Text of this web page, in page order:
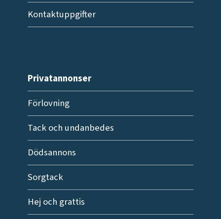
Kontaktuppgifter
Privatannonser
Förlovning
Tack och undanbedes
Dödsannons
Sorgtack
Hej och grattis